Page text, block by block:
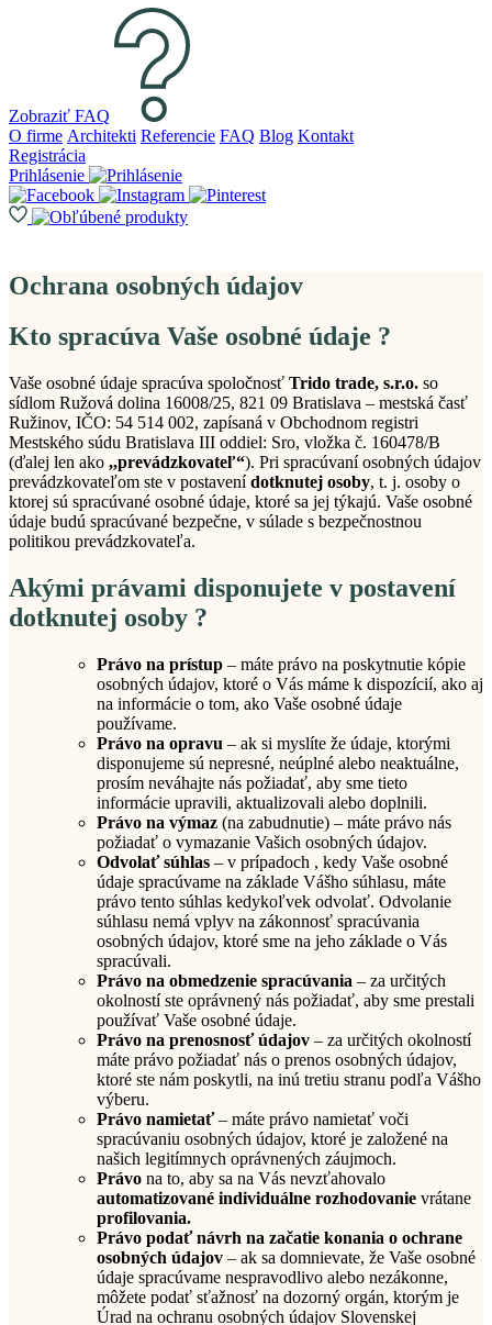
Zobraziť FAQ
O firme Architekti Referencie FAQ Blog Kontakt
Registrácia
Prihlásenie
Ochrana osobných údajov
Kto spracúva Vaše osobné údaje ?
Vaše osobné údaje spracúva spoločnosť Trido trade, s.r.o. so
sídlom Ružová dolina 16008/25, 821 09 Bratislava – mestská časť
Ružinov, IČO: 54 514 002, zapísaná v Obchodnom registri
Mestského súdu Bratislava III oddiel: Sro, vložka č. 160478/B
(ďalej len ako ,,prevádzkovateľ“). Pri spracúvaní osobných údajov
prevádzkovateľom ste v postavenídotknutej osoby, t. j. osoby o
ktorej sú spracúvané osobné údaje, ktoré sa jej týkajú. Vaše osobné
údaje budú spracúvané bezpečne, v súlade s bezpečnostnou
politikou prevádzkovateľa.
Akými právami disponujete v postavení
dotknutej osoby ?
Právo na prístup – máte právo na poskytnutie kópie
osobných údajov, ktoré o Vás máme k dispozícií, ako aj
na informácie o tom, ako Vaše osobné údaje
používame.
Právo na opravu – ak si myslíte že údaje, ktorými
disponujeme sú nepresné, neúplné alebo neaktuálne,
prosím neváhajte nás požiadať, aby sme tieto
informácie upravili, aktualizovali alebo doplnili.
Právo na výmaz (na zabudnutie) – máte právo nás
požiadať o vymazanie Vašich osobných údajov.
Odvolať súhlas – v prípadoch , kedy Vaše osobné
údaje spracúvame na základe Vášho súhlasu, máte
právo tento súhlas kedykoľvek odvolať. Odvolanie
súhlasu nemá vplyv na zákonnosť spracúvania
osobných údajov, ktoré sme na jeho základe o Vás
spracúvali.
Právo na obmedzenie spracúvania – za určitých
okolností ste oprávnený nás požiadať, aby sme prestali
používať Vaše osobné údaje.
Právo na prenosnosť údajov – za určitých okolností
máte právo požiadať nás o prenos osobných údajov,
ktoré ste nám poskytli, na inú tretiu stranu podľa Vášho
výberu.
Právo namietať– máte právo namietať voči
spracúvaniu osobných údajov, ktoré je založené na
našich legitímnych oprávnených záujmoch.
Právo na to, aby sa na Vás nevzťahovalo
automatizované individuálne rozhodovanie vrátane
profilovania.
Právo podať návrh na začatie konania o ochrane
osobných údajov – ak sa domnievate, že Vaše osobné
údaje spracúvame nespravodlivo alebo nezákonne,
môžete podať sťažnosť na dozorný orgán, ktorým je
Úrad na ochranu osobných údajov Slovenskej